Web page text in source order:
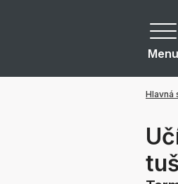
Menu
Hlavná